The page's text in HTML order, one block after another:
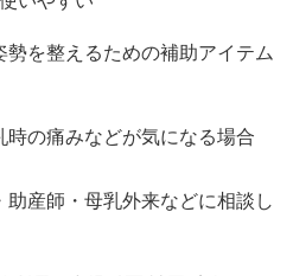
を整えるための補助アイテム
の痛みなどが気になる場合
産師・母乳外来などに相談し